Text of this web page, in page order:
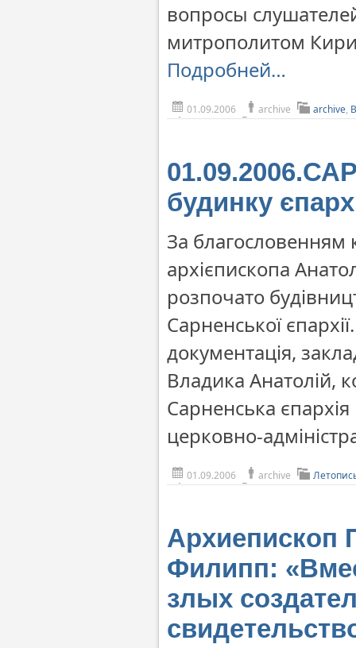
вопросы
митрополитом
Подробней…
01.09.2006 archive archive,
будинку
За благословенням
архієпископа
розпочато
Сарненської
документація,
Владика Анатолій,
Сарненська
церковно-
01.09.2006 archive
Архиепископ
Филипп:
злых